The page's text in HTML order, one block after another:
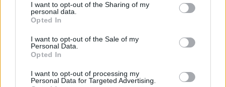
I want to opt-out of the Sharing of my
personal data.
Opted In
I want to opt-out of the Sale of my
Personal Data.
Opted In
I want to opt-out of processing my
Personal Data for Targeted Advertising.
ARTIGOS RELACIONADOSMAIS DO AUTOR